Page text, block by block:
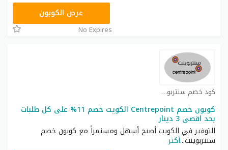
عرض الكوبون
No Expires
كود خصم سنتربوينت كوبون
كوبون خصم Centrepoint الكويت خصم 11% على كل طلبات
بحد اقصى 3 دينار
التوفير في الكويت أصبح أسهل ومستمراً مع كوبون خصم
سنتربوينت...أكثر